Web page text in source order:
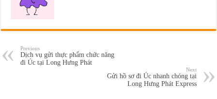
Previous
Dịch vụ gửi thực phẩm chức năng
đi Úc tại Long Hưng Phát
Next
Gửi hồ sơ đi Úc nhanh chóng tại
Long Hưng Phát Express